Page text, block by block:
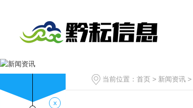
当前位置： 首页 > 新闻资讯 >
x